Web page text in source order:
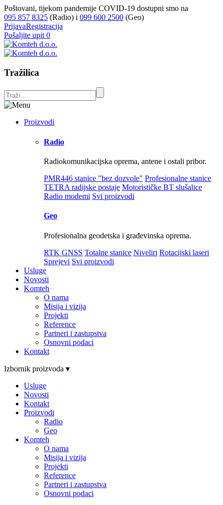
Poštovani, tijekom pandemije COVID-19 dostupni smo na
095 857 8325 (Radio) i 099 600 2500 (Geo)
PrijavaRegistracija
Pošaljite upit 0
Tražilica
Proizvodi
Radio
Radiokomunikacijska oprema, antene i ostali pribor.
PMR446 stanice "bez dozvole" Profesionalne stanice
TETRA radijske postaje Motorističke BT slušalice
Radio modemi Svi proizvodi
Geo
Profesionalna geodetska i građevinska oprema.
RTK GNSS Totalne stanice Niveliri Rotacijski laseri
Sprejevi Svi proizvodi
Usluge
Novosti
Komteh
O nama
Misija i vizija
Projekti
Reference
Partneri i zastupstva
Osnovni podaci
Kontakt
Izbornik proizvoda ▾
Usluge
Novosti
Kontakt
Proizvodi
Radio
Geo
Komteh
O nama
Misija i vizija
Projekti
Reference
Partneri i zastupstva
Osnovni podaci